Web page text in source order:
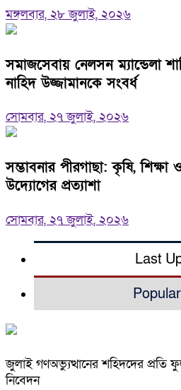
মঙ্গলবার, ২৮ জুলাই, ২০২৬
সমাজসেবায় নেলসন ম্যান্ডেলা
নাহিদ উজ্জামানকে সংবর্ধ
সোমবার, ২৭ জুলাই, ২০২৬
সম্ভাবনার পীরগাছা: কৃষি, শিক্ষা
উদ্যোগের প্রত্যাশা
সোমবার, ২৭ জুলাই, ২০২৬
Last
জুলাই গণঅভ্যুত্থানের শহিদদের প্রতি
নিবেদন